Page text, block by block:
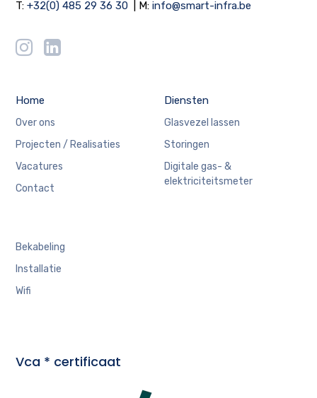
T:+32(0) 485 29 36 30 | M:info@smart-infra.be
Home
Over ons
Projecten / Realisaties
Vacatures
Contact
Diensten
Glasvezel lassen
Storingen
Digitale gas- &
elektriciteitsmeter
Bekabeling
Installatie
Wifi
Vca * certificaat